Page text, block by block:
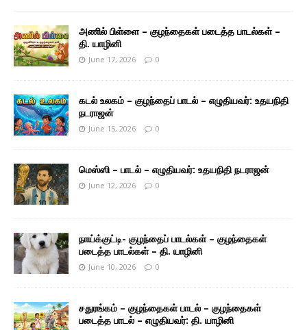
அணில் பிள்ளை – குழந்தைகள் படைத்த பாடல்கள் –
தி. யாழினி
June 17, 2026 0
கடல் உலகம் – குழந்தைப் பாடல் – எழுதியவர்: உதயநிதி
நடராஜன்
June 15, 2026 0
மெஸ்ஸி – பாடல் – எழுதியவர்: உதயநிதி நடராஜன்
June 12, 2026 0
நாய்க்குட்டி- குழந்தைப் பாடல்கள் – குழந்தைகள்
படைத்த பாடல்கள் – தி. யாழினி
June 10, 2026 0
சதுரங்கம் – குழந்தைகள் பாடல் – குழந்தைகள்
படைத்த பாடல் – எழுதியவர்: தி. யாழினி